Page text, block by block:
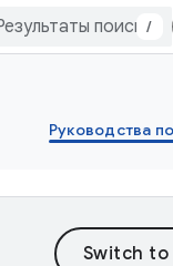
/
Руководства